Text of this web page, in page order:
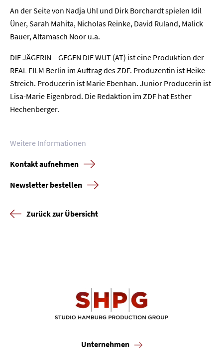
An der Seite von Nadja Uhl und Dirk Borchardt spielen Idil
Üner, Sarah Mahita, Nicholas Reinke, David Ruland, Malick
Bauer, Altamasch Noor u.a.
DIE JÄGERIN – GEGEN DIE WUT (AT) ist eine Produktion der
REAL FILM Berlin im Auftrag des ZDF. Produzentin ist Heike
Streich. Producerin ist Marie Ebenhan. Junior Producerin ist
Lisa-Marie Eigenbrod. Die Redaktion im ZDF hat Esther
Hechenberger.
Weitere Informationen
Kontakt aufnehmen
Newsletter bestellen
Zurück zur Übersicht
Unternehmen
Home
Unternehmen
Presse
Kontakt
Datenschutz